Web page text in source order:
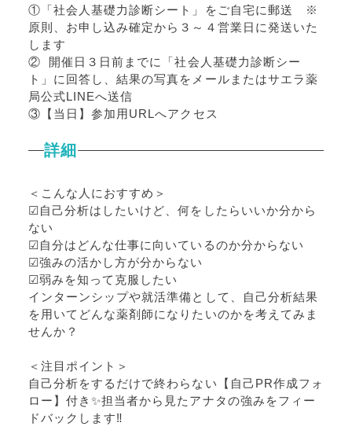
①「社会人基礎力診断シート」をご自宅に郵送 ※
原則、お申し込み確定から３～４営業日に発送いた
します
② 開催日３日前までに「社会人基礎力診断シー
ト」に回答し、結果の写真をメールまたはサエラ薬
局公式LINEへ送信
③【当日】参加用URLへアクセス
詳細
＜こんな人におすすめ＞
☑自己分析はしたいけど、何をしたらいいか分から
ない
☑自分はどんな仕事に向いているのか分からない
☑強みの活かし方が分からない
☑弱みを知って克服したい
インターンシップや就活準備として、自己分析結果
を用いてどんな薬剤師になりたいのかを考えてみま
せんか？
＜注目ポイント＞
自己分析をするだけで終わらない【自己PR作成フォ
ロー】付き✨担当者から見たアナタの強みをフィー
ドバックします‼